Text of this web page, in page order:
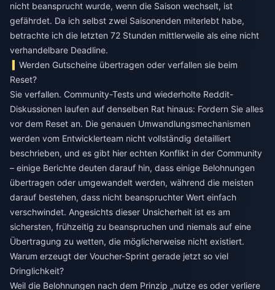
nicht beansprucht wurde, wenn die Saison wechselt, ist
gefährdet. Da ich selbst zwei Saisonenden miterlebt habe,
betrachte ich die letzten 72 Stunden mittlerweile als eine nicht
verhandelbare Deadline.
Werden Gutscheine übertragen oder verfallen sie beim
Reset?
Sie verfallen. Community-Tests und wiederholte Reddit-
Diskussionen laufen auf denselben Rat hinaus: Fordern Sie alles
vor dem Reset an. Die genauen Umwandlungsmechanismen
werden vom Entwicklerteam nicht vollständig detailliert
beschrieben, und es gibt hier echten Konflikt in der Community
– einige Berichte deuten darauf hin, dass einige Belohnungen
übertragen oder umgewandelt werden, während die meisten
darauf bestehen, dass nicht beanspruchter Wert einfach
verschwindet. Angesichts dieser Unsicherheit ist es am
sichersten, frühzeitig zu beanspruchen und niemals auf eine
Übertragung zu wetten, die möglicherweise nicht existiert.
Warum erzeugt der Voucher-Sprint gerade jetzt so viel
Dringlichkeit?
Weil die Belohnungen nach dem Prinzip „nutze es oder verliere